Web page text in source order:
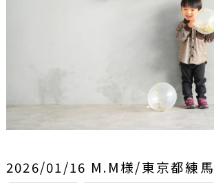
2026/01/16 M.M様/東京都練